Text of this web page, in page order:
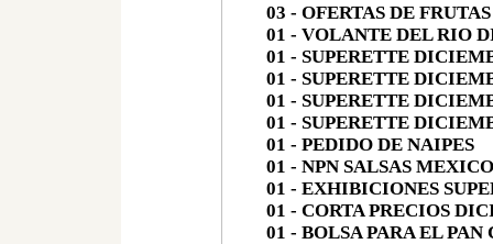
03 - OFERTAS DE
01 - VOLANTE DEL RIO
01 - SUPERETTE
01 - SUPERETTE
01 - SUPERETTE
01 - SUPERETTE
01 - PEDIDO DE NAIPES
01 - NPN SALSAS MEXICO
01 - EXHIBICIONES
01 - CORTA PRECIOS
01 - BOLSA PARA EL